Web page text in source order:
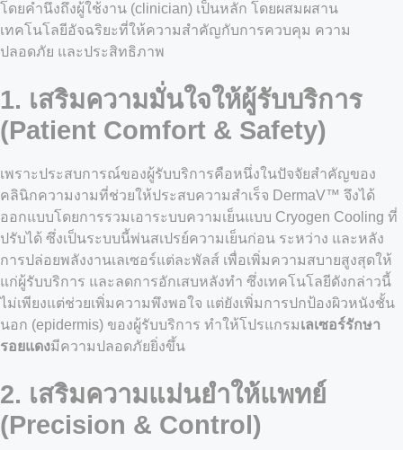
โดยคำนึงถึงผู้ใช้งาน (clinician) เป็นหลัก โดยผสมผสาน
เทคโนโลยีอัจฉริยะที่ให้ความสำคัญกับการควบคุม ความ
ปลอดภัย และประสิทธิภาพ
1. เสริมความมั่นใจให้ผู้รับบริการ
(Patient Comfort & Safety)
เพราะประสบการณ์ของผู้รับบริการคือหนึ่งในปัจจัยสำคัญของ
คลินิกความงามที่ช่วยให้ประสบความสำเร็จ DermaV™ จึงได้
ออกแบบโดยการรวมเอาระบบความเย็นแบบ Cryogen Cooling ที่
ปรับได้ ซึ่งเป็นระบบนี้พ่นสเปรย์ความเย็นก่อน ระหว่าง และหลัง
การปล่อยพลังงานเลเซอร์แต่ละพัลส์ เพื่อเพิ่มความสบายสูงสุดให้
แก่ผู้รับบริการ และลดการอักเสบหลังทำ ซึ่งเทคโนโลยีดังกล่าวนี้
ไม่เพียงแต่ช่วยเพิ่มความพึงพอใจ แต่ยังเพิ่มการปกป้องผิวหนังชั้น
นอก (epidermis) ของผู้รับบริการ ทำให้โปรแกรมเลเซอร์รักษา
รอยแดงมีความปลอดภัยยิ่งขึ้น
2. เสริมความแม่นยำให้แพทย์
(Precision & Control)